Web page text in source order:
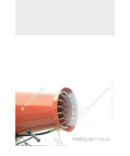
一、抑尘车性能
自主知识产权、
绿化养护、园林
要细化分类有：